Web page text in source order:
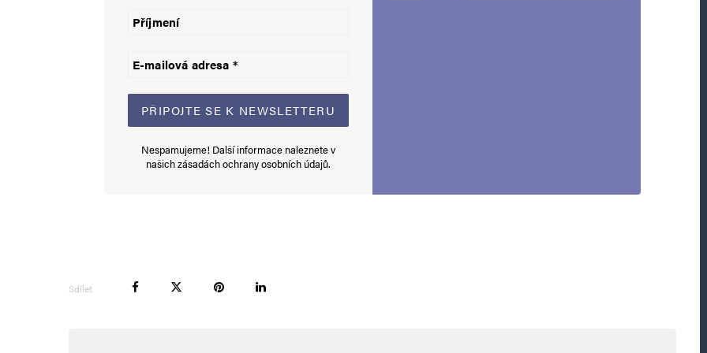
Informujte mě o nových komentářích e-mailem.
Informujte mě o nových příspěvcích e-mailem.
Alternative:
Nespamujeme! Další informace naleznete v
našichzásadách ochrany osobních údajů.
Sdílet